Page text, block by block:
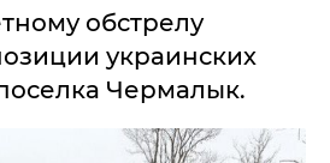
обстрелу
украинских
Чермалык.